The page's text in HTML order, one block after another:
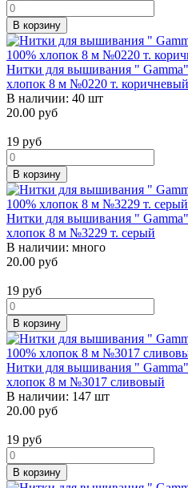
В корзину
Нитки для вышивания "
хлопок 8 м №0220 т. коричневый
В наличии: 40 шт
20.00 руб
19 руб
В корзину
Нитки для вышивания "
хлопок 8 м №3229 т. серый
В наличии: много
20.00 руб
19 руб
В корзину
Нитки для вышивания "
хлопок 8 м №3017 сливовый
В наличии: 147 шт
20.00 руб
19 руб
В корзину